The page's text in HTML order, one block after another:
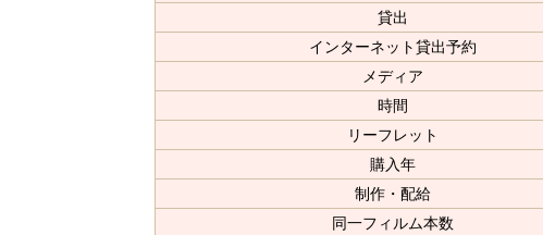
貸出
インターネット貸出予約
メディア
時間
リーフレット
購入年
制作・配給
同一フィルム本数